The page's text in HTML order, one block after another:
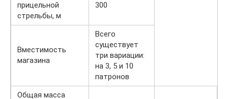
прицельной
стрельбы, м
300
Вместимость
магазина
Всего
существует
три вариации:
на 3, 5 и 10
патронов
Общая масса